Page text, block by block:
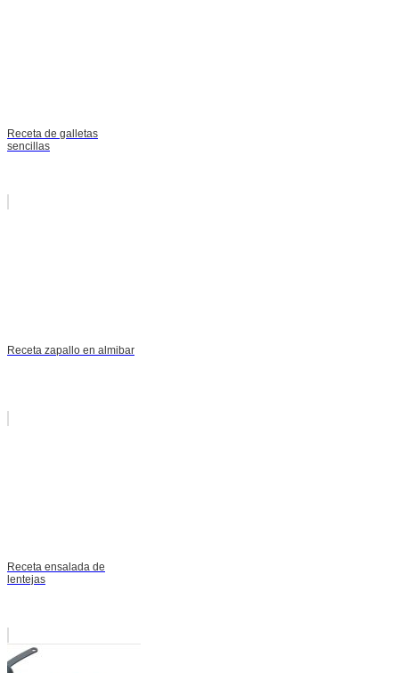
Receta de galletas
sencillas
Receta zapallo en almibar
Receta ensalada de
lentejas